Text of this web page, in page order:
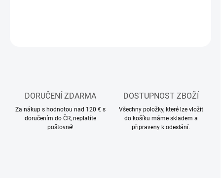
DORUČENÍ ZDARMA
Za nákup s hodnotou nad 120 € s
doručením do ČR, neplatíte
poštovné!
DOSTUPNOST ZBOŽÍ
Všechny položky, které lze vložit
do košíku máme skladem a
připraveny k odeslání.